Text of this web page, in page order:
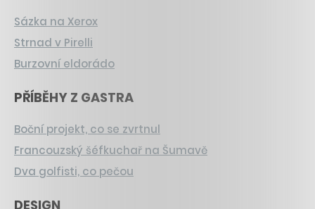
Sázka na Xerox
Strnad v Pirelli
Burzovní eldorádo
PŘÍBĚHY Z GASTRA
Boční projekt, co se zvrtnul
Francouzský šéfkuchař na Šumavě
Dva golfisti, co pečou
DESIGN